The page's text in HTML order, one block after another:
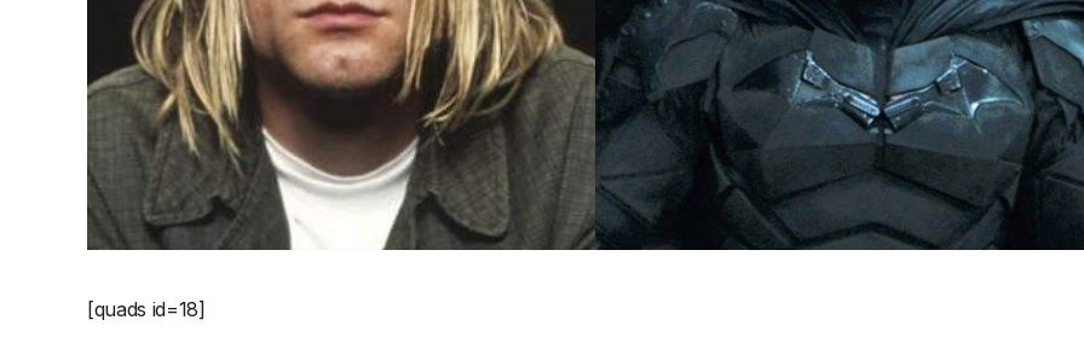
[quads id=18]